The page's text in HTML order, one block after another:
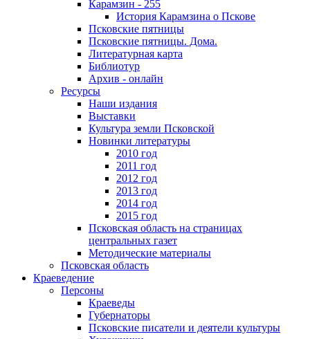
Карамзин - 255
История Карамзина о Пскове
Псковские пятницы
Псковские пятницы. Дома.
Литературная карта
Библиотур
Архив - онлайн
Ресурсы
Наши издания
Выставки
Культура земли Псковской
Новинки литературы
2010 год
2011 год
2012 год
2013 год
2014 год
2015 год
Псковская область на страницах
центральных газет
Методические материалы
Псковская область
Краеведение
Персоны
Краеведы
Губернаторы
Псковские писатели и деятели культуры